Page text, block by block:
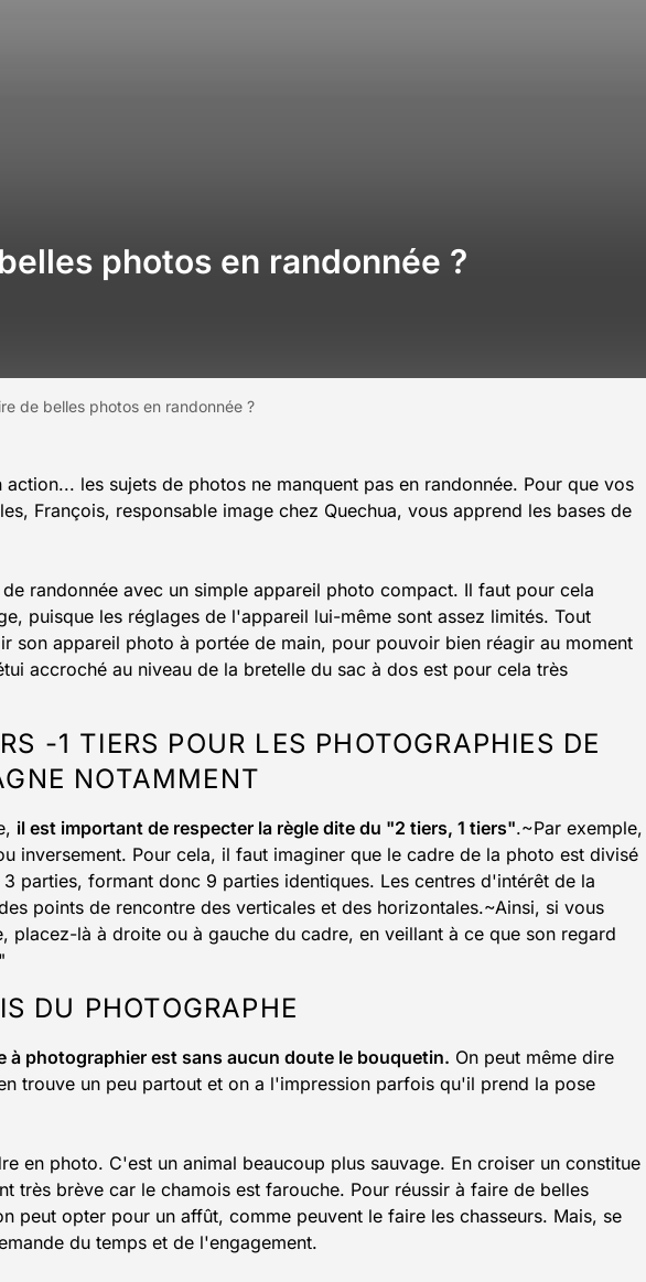
photos en randonnée ?
de belles photos en randonnée ?
action... les sujets de photos ne manquent pas en randonnée. Pour que vos
François, responsable image chez Quechua, vous apprend les bases de
randonnée avec un simple appareil photo compact. Il faut pour cela
puisque les réglages de l'appareil lui-même sont assez limités. Tout
son appareil photo à portée de main, pour pouvoir bien réagir au moment
accroché au niveau de la bretelle du sac à dos est pour cela très
-1 TIERS POUR LES PHOTOGRAPHIES DE
NOTAMMENT
il est important de respecter la règle dite du "2 tiers, 1 tiers".~Par exemple,
inversement. Pour cela, il faut imaginer que le cadre de la photo est divisé
parties, formant donc 9 parties identiques. Les centres d'intérêt de la
points de rencontre des verticales et des horizontales.~Ainsi, si vous
placez-là à droite ou à gauche du cadre, en veillant à ce que son regard
DU PHOTOGRAPHE
à photographier est sans aucun doute le bouquetin. On peut même dire
trouve un peu partout et on a l'impression parfois qu'il prend la pose
en photo. C'est un animal beaucoup plus sauvage. En croiser un constitue
très brève car le chamois est farouche. Pour réussir à faire de belles
peut opter pour un affût, comme peuvent le faire les chasseurs. Mais, se
du temps et de l'engagement.